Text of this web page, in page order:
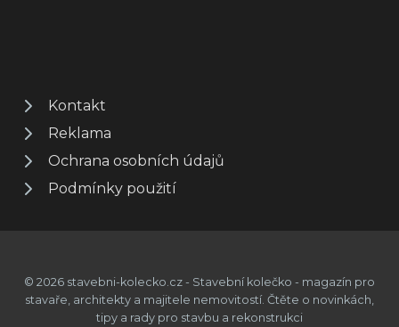
Kontakt
Reklama
Ochrana osobních údajů
Podmínky použití
© 2026 stavebni-kolecko.cz - Stavební kolečko - magazín pro
stavaře, architekty a majitele nemovitostí. Čtěte o novinkách,
tipy a rady pro stavbu a rekonstrukci